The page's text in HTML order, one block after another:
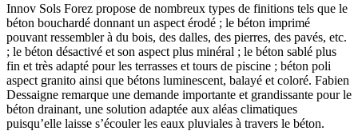
Innov Sols Forez propose de nombreux types de finitions tels que le
béton bouchardé donnant un aspect érodé ; le béton imprimé
pouvant ressembler à du bois, des dalles, des pierres, des pavés, etc.
; le béton désactivé et son aspect plus minéral ; le béton sablé plus
fin et très adapté pour les terrasses et tours de piscine ; béton poli
aspect granito ainsi que bétons luminescent, balayé et coloré. Fabien
Dessaigne remarque une demande importante et grandissante pour le
béton drainant, une solution adaptée aux aléas climatiques
puisqu’elle laisse s’écouler les eaux pluviales à travers le béton.